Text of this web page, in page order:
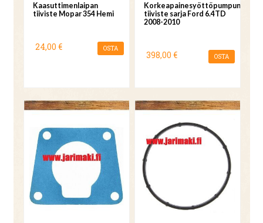
Kaasuttimenlaipan
tiiviste Mopar 354 Hemi
24,00 € OSTA
Korkeapainesyöttöpumpun
tiiviste sarja Ford 6.4TD
2008-2010
398,00 € OSTA